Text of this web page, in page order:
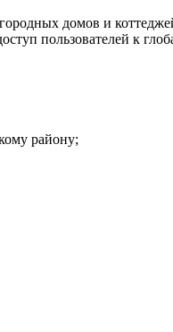
домов и
пользователей к
району;